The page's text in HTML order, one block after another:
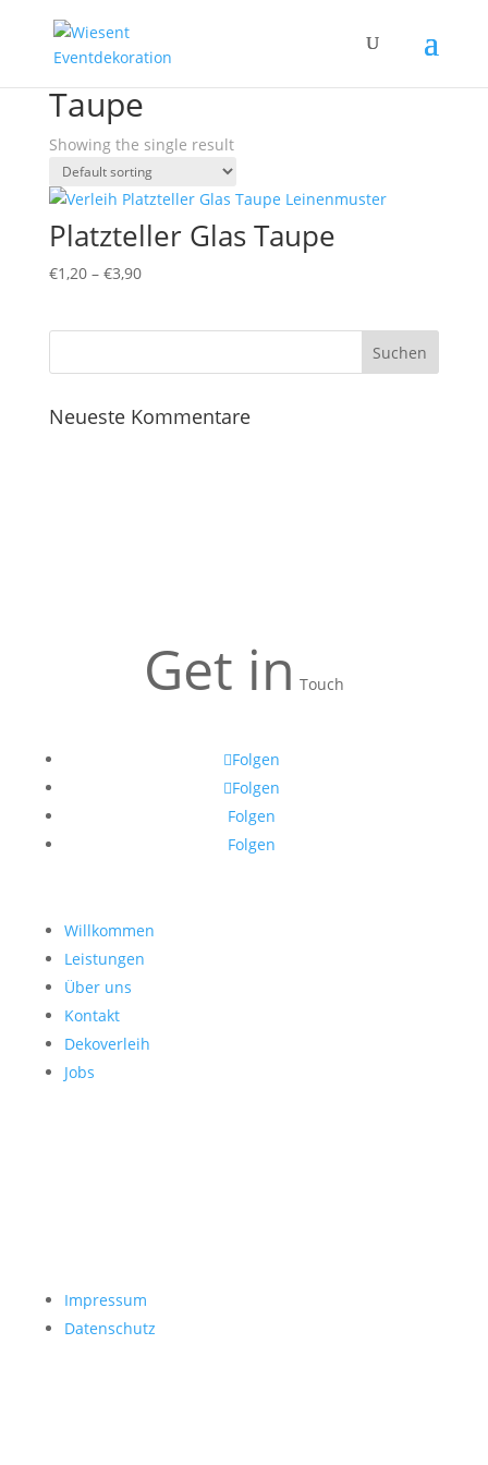
Taupe
Showing the single result
Platzteller Glas Taupe
€1,20– €3,90
Neueste Kommentare
Get in Touch
Folgen
Folgen
Folgen
Folgen
Willkommen
Leistungen
Über uns
Kontakt
Dekoverleih
Jobs
Impressum
Datenschutz